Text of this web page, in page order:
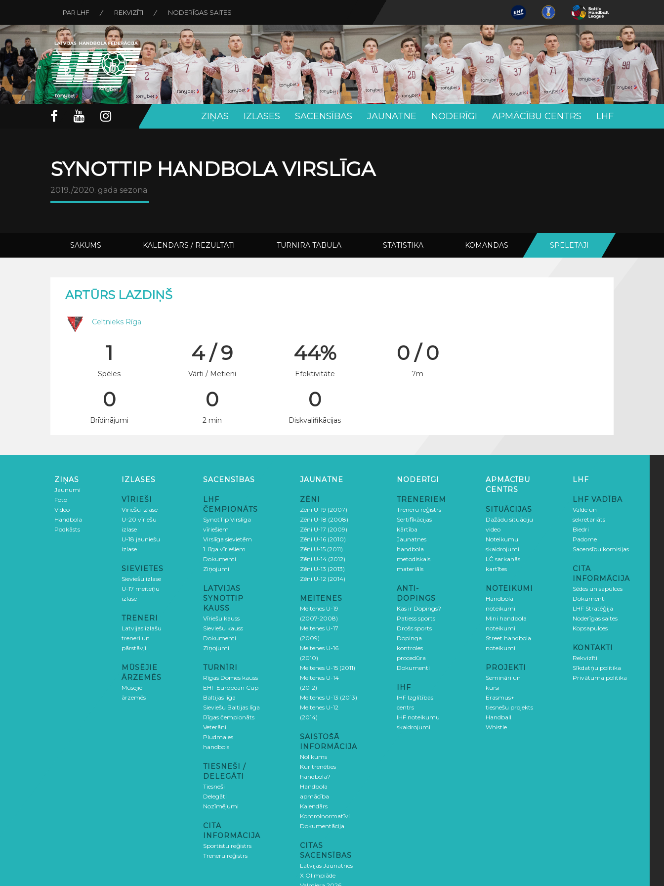
PAR LHF REKVIZĪTI NODERĪGAS SAITES
ZIŅAS IZLASES SACENSĪBAS JAUNATNE NODERĪGI APMĀCĪBU CENTRS LHF
SYNOTTIP HANDBOLA VIRSLĪGA
2019./2020. gada sezona
SĀKUMS KALENDĀRS / REZULTĀTI TURNĪRA TABULA STATISTIKA KOMANDAS SPĒLĒTĀJI
ARTŪRS LAZDIŅŠ
Celtnieks Rīga
1
Spēles
4 / 9
Vārti / Metieni
44%
Efektivitāte
0 / 0
7m
0
Brīdinājumi
0
2 min
0
Diskvalifikācijas
ZIŅAS
Jaunumi
Foto
Video
Handbola
Podkāsts
IZLASES
VĪRIEŠI
Vīriešu izlase
U-20 vīriešu
izlase
U-18 jauniešu
izlase
SIEVIETES
Sieviešu izlase
U-17 meiteņu
izlase
TRENERI
Latvijas izlašu
treneri un
pārstāvji
MŪSĒJIE
ĀRZEMĒS
Mūsējie
ārzemēs
SACENSĪBAS
LHF
ČEMPIONĀTS
SynotTip Virslīga
vīriešiem
Virslīga sievietēm
1. līga vīriešiem
Dokumenti
Ziņojumi
LATVIJAS
SYNOTTIP
KAUSS
Vīriešu kauss
Sieviešu kauss
Dokumenti
Ziņojumi
TURNĪRI
Rīgas Domes kauss
EHF European Cup
Baltijas līga
Sieviešu Baltijas līga
Rīgas čempionāts
Veterāni
Pludmales
handbols
TIESNEŠI /
DELEGĀTI
Tiesneši
Delegāti
Nozīmējumi
CITA
INFORMĀCIJA
Sportistu reģistrs
Treneru reģistrs
JAUNATNE
ZĒNI
Zēni U-19 (2007)
Zēni U-18 (2008)
Zēni U-17 (2009)
Zēni U-16 (2010)
Zēni U-15 (2011)
Zēni U-14 (2012)
Zēni U-13 (2013)
Zēni U-12 (2014)
MEITENES
Meitenes U-19
(2007-2008)
Meitenes U-17
(2009)
Meitenes U-16
(2010)
Meitenes U-15 (2011)
Meitenes U-14
(2012)
Meitenes U-13 (2013)
Meitenes U-12
(2014)
SAISTOŠĀ
INFORMĀCIJA
Nolikums
Kur trenēties
handbolā?
Handbola
apmācība
Kalendārs
Kontrolnormatīvi
Dokumentācija
CITAS
SACENSĪBAS
Latvijas Jaunatnes
X Olimpiāde
NODERĪGI
TRENERIEM
Treneru reģistrs
Sertifikācijas
kārtība
Jaunatnes
handbola
metodiskais
materiāls
ANTI-
DOPINGS
Kas ir Dopings?
Patiess sports
Drošs sports
Dopinga
kontroles
procedūra
Dokumenti
IHF
IHF Izglītības
centrs
IHF noteikumu
skaidrojumi
APMĀCĪBU
CENTRS
SITUĀCIJAS
Dažādu situāciju
video
Noteikumu
skaidrojumi
LČ sarkanās
kartītes
NOTEIKUMI
Handbola
noteikumi
Mini handbola
noteikumi
Street handbola
noteikumi
PROJEKTI
Semināri un
kursi
Erasmus+
tiesnešu projekts
Handball
Whistle
LHF
LHF VADĪBA
Valde un
sekretariāts
Biedri
Padome
Sacensību komisijas
CITA
INFORMĀCIJA
Sēdes un sapulces
Dokumenti
LHF Stratēģija
Noderīgas saites
Kopsapulces
KONTAKTI
Rekvizīti
Sīkdatņu politika
Privātuma politika